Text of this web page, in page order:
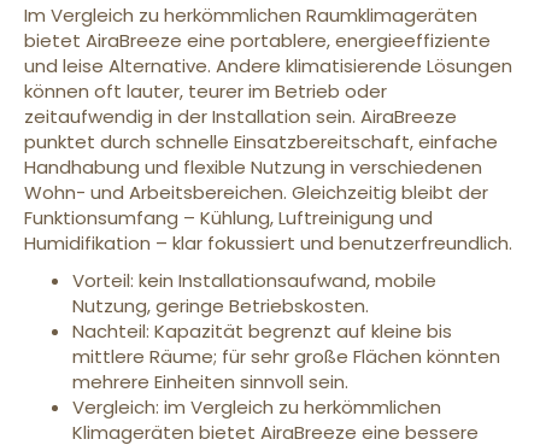
Im Vergleich zu herkömmlichen Raumklimageräten
bietet AiraBreeze eine portablere, energieeffiziente
und leise Alternative. Andere klimatisierende Lösungen
können oft lauter, teurer im Betrieb oder
zeitaufwendig in der Installation sein. AiraBreeze
punktet durch schnelle Einsatzbereitschaft, einfache
Handhabung und flexible Nutzung in verschiedenen
Wohn- und Arbeitsbereichen. Gleichzeitig bleibt der
Funktionsumfang – Kühlung, Luftreinigung und
Humidifikation – klar fokussiert und benutzerfreundlich.
Vorteil: kein Installationsaufwand, mobile
Nutzung, geringe Betriebskosten.
Nachteil: Kapazität begrenzt auf kleine bis
mittlere Räume; für sehr große Flächen könnten
mehrere Einheiten sinnvoll sein.
Vergleich: im Vergleich zu herkömmlichen
Klimageräten bietet AiraBreeze eine bessere